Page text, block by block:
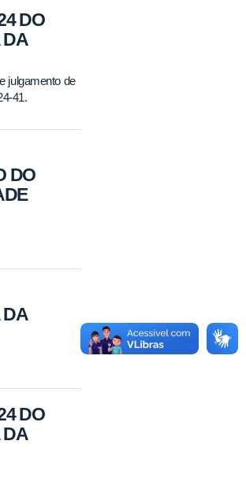
DO
DA
julgamento de
41.
DO
DA
DO
DA